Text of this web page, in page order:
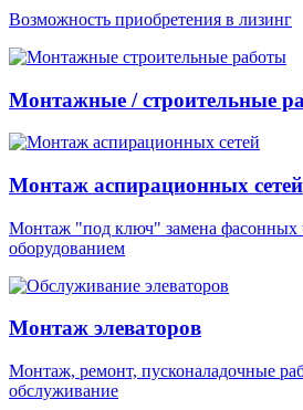
Возможность приобретения в лизинг
Монтажные / строительные
Монтаж аспирационных сетей
Монтаж "под ключ" замена фасонных
оборудованием
Монтаж элеваторов
Монтаж, ремонт, пусконаладочные
обслуживание